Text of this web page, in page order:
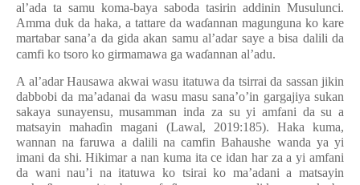
al’ada ta samu koma-baya saboda tasirin addinin Musulunci.
Amma duk da haka, a tattare da waɗannan magunguna ko kare
martabar sana’a da gida akan samu al’adar saye a bisa dalili da
camfi ko tsoro ko girmamawa ga waɗannan al’adu.
A al’adar Hausawa akwai wasu itatuwa da tsirrai da sassan jikin
dabbobi da ma’adanai da wasu masu sana’o’in gargajiya sukan
sakaya sunayensu, musamman inda za su yi amfani da su a
matsayin mahaɗin magani (Lawal, 2019:185). Haka kuma,
wannan na faruwa a dalili na camfin Bahaushe wanda ya yi
imani da shi. Hikimar a nan kuma ita ce idan har za a yi amfani
da wani nau’i na itatuwa ko tsirai ko ma’adani a matsayin